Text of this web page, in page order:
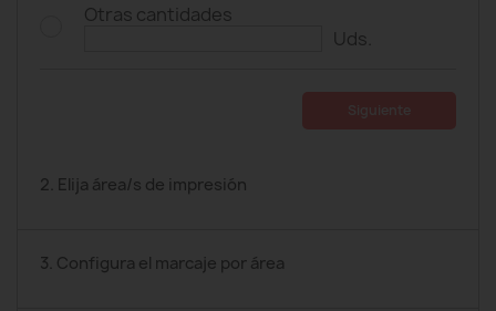
Otras cantidades
Uds.
2. Elija área/s de impresión
3. Configura el marcaje por área